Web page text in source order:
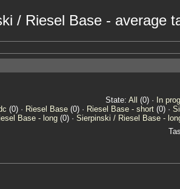
/ Riesel Base - average
State: All (0) · In
(0) · Riesel Base(0) · Riesel Base - short(0) ·
Base - long(0) · Sierpinski / Riesel Base -